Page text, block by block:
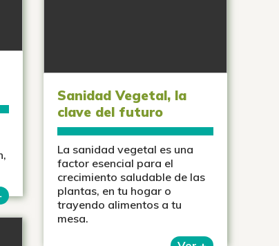
Sanidad Vegetal, la
clave del futuro
La sanidad vegetal es una
factor esencial para el
crecimiento saludable de las
plantas, en tu hogar o
trayendo alimentos a tu
mesa.